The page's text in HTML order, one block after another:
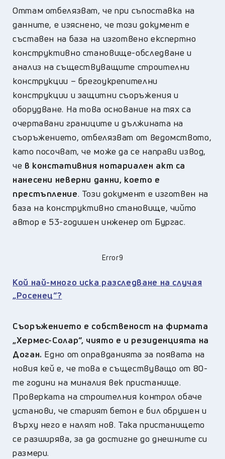
Оттам отбелязват, чепри съпоставка на
данните, е изяснено, че този документ е
съставен на база на изготвено експертно
конструктивно становище-обследване и
анализ на съществуващите строителни
конструкции – брегоукрепителни
конструкции и защитни съоръжения и
оборудване. На това основание на тях са
очертавани границите и дължината на
съоръжението, отбелязват от ведомството,
като посочват, че може да се направи извод,
че в констативния нотариален акт са
нанесени неверни данни, което е
престъпление. Този документ е изготвен на
база на конструктивно становище, чийто
автор е 53-годишен инженер от Бургас.
Error9
Кой най-много иска разследване на случая
„Росенец“?
Съоръжението е собственост на фирмата
„Хермес-Солар“, чиято е и резиденцията на
Доган. Едно от оправданията за появата на
новия кей е, че това е съществуващо от 80-
те години на миналия век пристанище.
Проверката на строителния контрол обаче
установи, че старият бетон е бил обрушен и
върху него е налят нов. Така пристанището
се разширява, за да достигне до днешните си
размери.